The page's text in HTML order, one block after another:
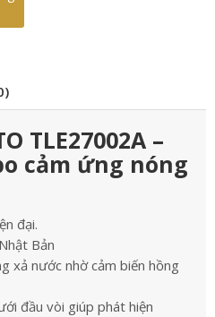
TLE27002A –
cảm ứng nóng
đại.
Bản
xả nước nhờ cảm biến hồng
đầu vòi giúp phát hiện